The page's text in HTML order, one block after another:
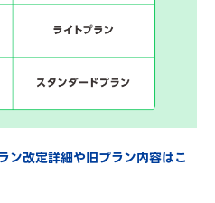
ン改定詳細や旧プラン内容はこ